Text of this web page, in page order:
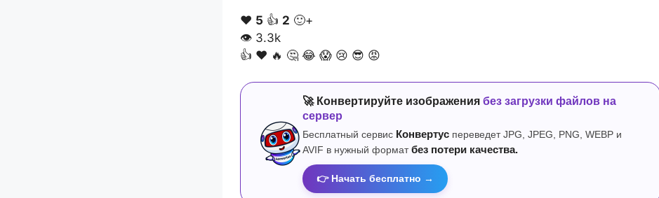
❤️ 5 👍 2 🙂+
👁 3.3k
👍 ❤️ 🔥 🤔 😂 😱 😢 😎 😡
🚀 Конвертируйте изображения без загрузки файлов на
сервер
Бесплатный сервис Конвертус переведет JPG, JPEG, PNG, WEBP и
AVIF в нужный формат без потери качества.
👉 Начать бесплатно →